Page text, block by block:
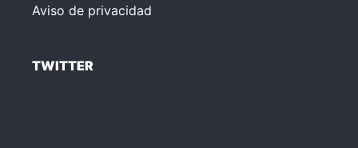
Aviso de privacidad
TWITTER